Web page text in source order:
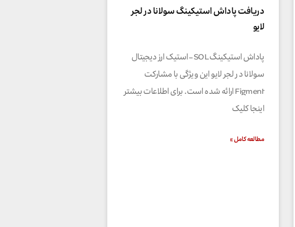
دریافت پاداش استیکینگ سولانا در لجر
لایو
پاداش استیکینگ SOL – استیک ارز دیجیتال
سولانا د ر لجر لایو این ویژگی با مشارکت
Figment ارائه شده است. برای اطلاعات بیشتر
اینجا کلیک
مطالعه کامل »